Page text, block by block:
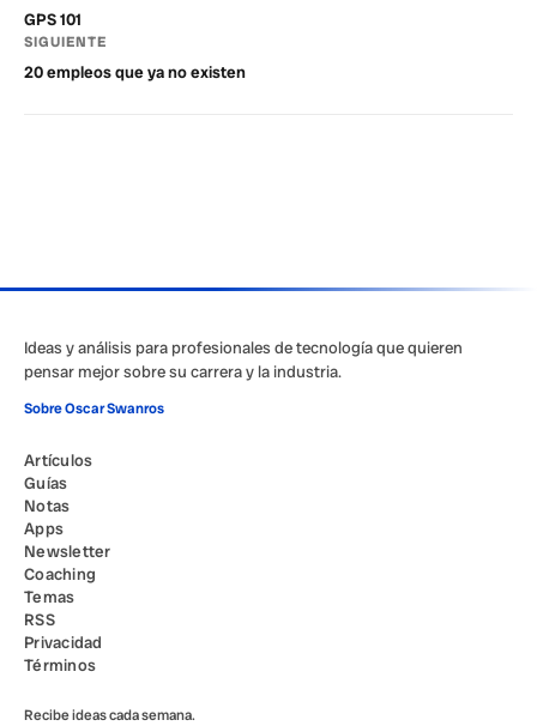
GPS 101
SIGUIENTE
20 empleos que ya no existen
Ideas y análisis para profesionales de tecnología que quieren
pensar mejor sobre su carrera y la industria.
Sobre Oscar Swanros
Artículos
Guías
Notas
Apps
Newsletter
Coaching
Temas
RSS
Privacidad
Términos
Recibe ideas cada semana.